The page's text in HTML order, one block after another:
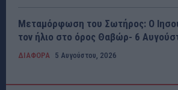
Μεταμόρφωση του Σωτήρος: Ο
τον ήλιο στο όρος Θαβώρ- 6
ΔΙΑΦΟΡΑ 5 Αυγούστου, 2026